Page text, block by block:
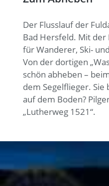
Der Flusslauf der
Bad Hersfeld. Mit der
für Wanderer, Ski-
Von der dortigen
schön abheben –
dem Segelflieger. Sie
auf dem Boden?
„Lutherweg 1521“.